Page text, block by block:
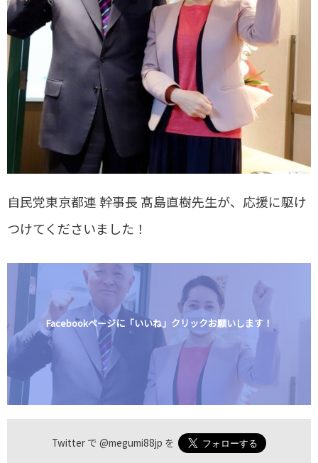
自民党東京都連 幹事長 髙島直樹先生が、応援に駆け
つけてくださいました！
Facebookページに「いいね」クリックお願いします！
Twitter で @megumi88jp を